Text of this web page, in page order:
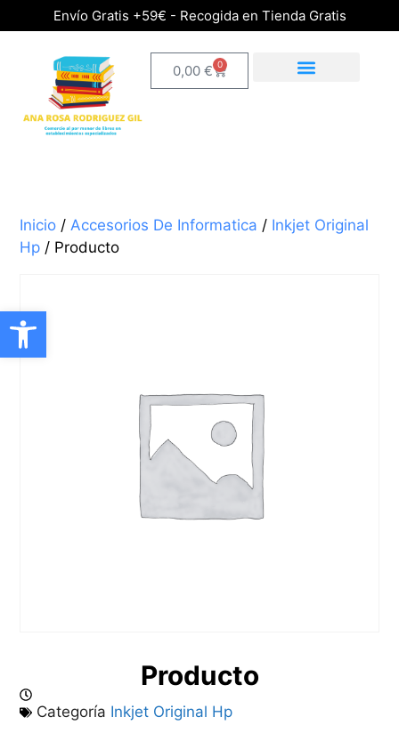
Abrir barra de herramientas
Envío Gratis +59€ - Recogida en Tienda Gratis
0,00 € 0
Producto
Categoría Inkjet Original Hp
Inicio /Accesorios De Informatica / Inkjet Original
Hp / Producto